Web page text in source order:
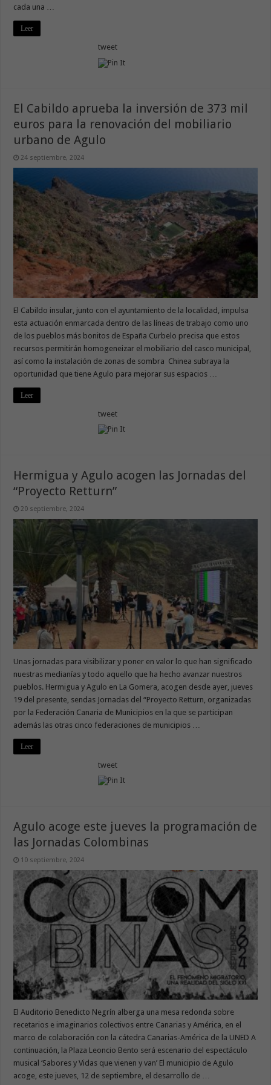
cada una …
Leer
tweet
El Cabildo aprueba la inversión de 373 mil
euros para la renovación del mobiliario
urbano de Agulo
24 septiembre, 2024
El Cabildo insular, junto con el ayuntamiento de la localidad, impulsa
esta actuación enmarcada dentro de las líneas de trabajo como uno
de los pueblos más bonitos de España Curbelo precisa que estos
recursos permitirán homogeneizar el mobiliario del casco municipal,
así como la instalación de zonas de sombra Chinea subraya la
oportunidad que tiene Agulo para mejorar sus espacios …
Leer
tweet
Hermigua y Agulo acogen las Jornadas del
“Proyecto Retturn”
20 septiembre, 2024
Unas jornadas para visibilizar y poner en valor lo que han significado
nuestras medianías y todo aquello que ha hecho avanzar nuestros
pueblos. Hermigua y Agulo en La Gomera, acogen desde ayer, jueves
19 del presente, sendas Jornadas del “Proyecto Retturn, organizadas
por la Federación Canaria de Municipios en la que se participan
además las otras cinco federaciones de municipios …
Leer
tweet
Agulo acoge este jueves la programación de
las Jornadas Colombinas
10 septiembre, 2024
El Auditorio Benedicto Negrín alberga una mesa redonda sobre
recetarios e imaginarios colectivos entre Canarias y América, en el
marco de colaboración con la cátedra Canarias-América de la UNED A
continuación, la Plaza Leoncio Bento será escenario del espectáculo
musical ‘Sabores y Vidas que vienen y van’ El municipio de Agulo
acoge, este jueves, 12 de septiembre, el desarrollo de …